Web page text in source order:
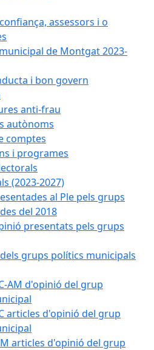
assessors i o
de Montgat 2023-
i bon govern
anti-frau
autònoms
comptes
i programes
(2023-2027)
al Ple pels grups
del 2018
presentats pels grups
grups polítics municipals
AM d'opinió del grup
articles d'opinió del grup
articles d'opinió del grup